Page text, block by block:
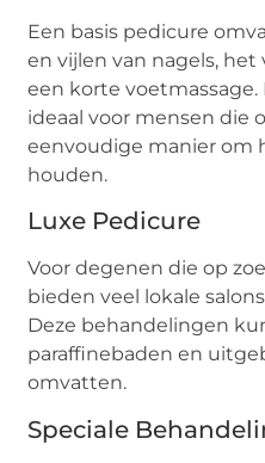
Een basis pedicure
en vijlen van nagels,
een korte
ideaal voor mensen die
eenvoudige manier om
houden.
Luxe Pedicure
Voor degenen die op
bieden veel lokale
Deze behandelingen
paraffinebaden en
omvatten.
Speciale